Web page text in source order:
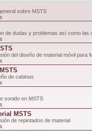
sobre MSTS
de dudas y problemas así como las
del diseño de material móvil para
de cabinas
sonido en MSTS
MSTS
de repintados de material